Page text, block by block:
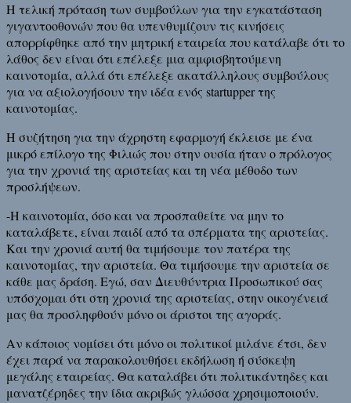
Η τελική πρόταση των συμβούλων για την εγκατάσταση
γιγαντοοθονών που θα υπενθυμίζουν τις κινήσεις
απορρίφθηκε από την μητρική εταιρεία που κατάλαβε ότι το
λάθος δεν είναι ότι επέλεξε μια αμφισβητούμενη
καινοτομία, αλλά ότι επέλεξε ακατάλληλους συμβούλους
για να αξιολογήσουν την ιδέα ενός startupper της
καινοτομίας.
Η συζήτηση για την άχρηστη εφαρμογή έκλεισε με ένα
μικρό επίλογο της Φιλιώς που στην ουσία ήταν ο πρόλογος
για την χρονιά της αριστείας και τη νέα μέθοδο των
προσλήψεων.
-Η καινοτομία, όσο και να προσπαθείτε να μην το
καταλάβετε, είναι παιδί από τα σπέρματα της αριστείας.
Και την χρονιά αυτή θα τιμήσουμε τον πατέρα της
καινοτομίας, την αριστεία. Θα τιμήσουμε την αριστεία σε
κάθε μας δράση. Εγώ, σαν Διευθύντρια Προσωπικού σας
υπόσχομαι ότι στη χρονιά της αριστείας, στην οικογένειά
μας θα προσληφθούν μόνο οι άριστοι της αγοράς.
Αν κάποιος νομίσει ότι μόνο οι πολιτικοί μιλάνε έτσι, δεν
έχει παρά να παρακολουθήσει εκδήλωση ή σύσκεψη
μεγάλης εταιρείας. Θα καταλάβει ότι πολιτικάντηδες και
μανατζέρηδες την ίδια ακριβώς γλώσσα χρησιμοποιούν.